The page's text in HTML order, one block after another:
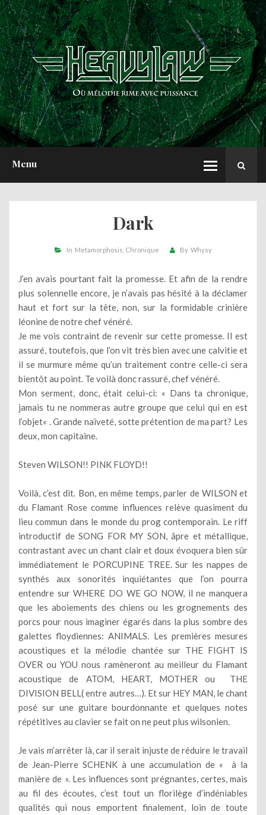
Menu
ACCUEIL
NEWS
CHRONIQUES
INTERVIEWS
REPORTS
A PROPOS
Dark
In Metamorphosis Chronique By Whysy
J’en avais pourtant fait la promesse. Et afin de la rendre
plus solennelle encore, je n’avais pas hésité à la déclamer
haut et fort sur la tête, non, sur la formidable crinière
léonine de notre chef vénéré.
Je me vois contraint de revenir sur cette promesse. Il est
assuré, toutefois, que l’on vit très bien avec une calvitie et
il se murmure même qu’un traitement contre celle-ci sera
bientôt au point. Te voilà donc rassuré, chef vénéré.
Mon serment, donc, était celui-ci: « Dans ta chronique,
jamais tu ne nommeras autre groupe que celui qui en est
l’objet« . Grande naïveté, sotte prétention de ma part? Les
deux, mon capitaine.
Steven WILSON!! PINK FLOYD!!
Voilà, c’est dit. Bon, en même temps, parler de WILSON et
du Flamant Rose comme influences relève quasiment du
lieu commun dans le monde du prog contemporain. Le riff
introductif de SONG FOR MY SON, âpre et métallique,
contrastant avec un chant clair et doux évoquera bien sûr
immédiatement le PORCUPINE TREE. Sur les nappes de
synthés aux sonorités inquiétantes que l’on pourra
entendre sur WHERE DO WE GO NOW, il ne manquera
que les aboiements des chiens ou les grognements des
porcs pour nous imaginer égarés dans la plus sombre des
galettes floydiennes: ANIMALS. Les premières mesures
acoustiques et la mélodie chantée sur THE FIGHT IS
OVER ou YOU nous ramèneront au meilleur du Flamant
acoustique de ATOM, HEART, MOTHER ou THE
DIVISION BELL( entre autres…). Et sur HEY MAN, le chant
posé sur une guitare bourdonnante et quelques notes
répétitives au clavier se fait on ne peut plus wilsonien.
Je vais m’arrêter là, car il serait injuste de réduire le travail
de Jean-Pierre SCHENK à une accumulation de « à la
manière de ». Les influences sont prégnantes, certes, mais
au fil des écoutes, c’est tout un florilège d’indéniables
qualités qui nous emportent finalement, loin de toute